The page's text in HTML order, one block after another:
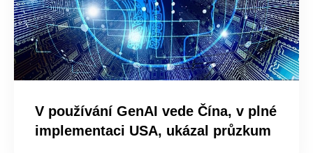
V používání GenAI vede Čína, v plné
implementaci USA, ukázal průzkum